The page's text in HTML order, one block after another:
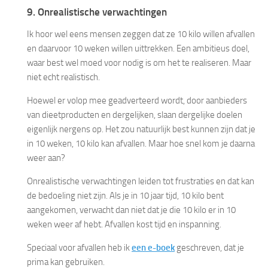
9. Onrealistische verwachtingen
Ik hoor wel eens mensen zeggen dat ze 10 kilo willen afvallen
en daarvoor 10 weken willen uittrekken. Een ambitieus doel,
waar best wel moed voor nodig is om het te realiseren. Maar
niet echt realistisch.
Hoewel er volop mee geadverteerd wordt, door aanbieders
van dieetproducten en dergelijken, slaan dergelijke doelen
eigenlijk nergens op. Het zou natuurlijk best kunnen zijn dat je
in 10 weken, 10 kilo kan afvallen. Maar hoe snel kom je daarna
weer aan?
Onrealistische verwachtingen leiden tot frustraties en dat kan
de bedoeling niet zijn. Als je in 10 jaar tijd, 10 kilo bent
aangekomen, verwacht dan niet dat je die 10 kilo er in 10
weken weer af hebt. Afvallen kost tijd en inspanning.
Speciaal voor afvallen heb ikeen e-boek geschreven, dat je
prima kan gebruiken.